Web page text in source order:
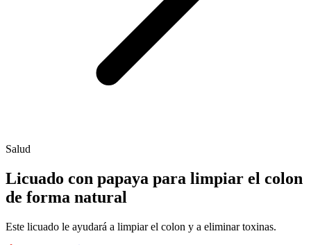
Salud
Licuado con papaya para limpiar el colon
de forma natural
Este licuado le ayudará a limpiar el colon y a eliminar toxinas.